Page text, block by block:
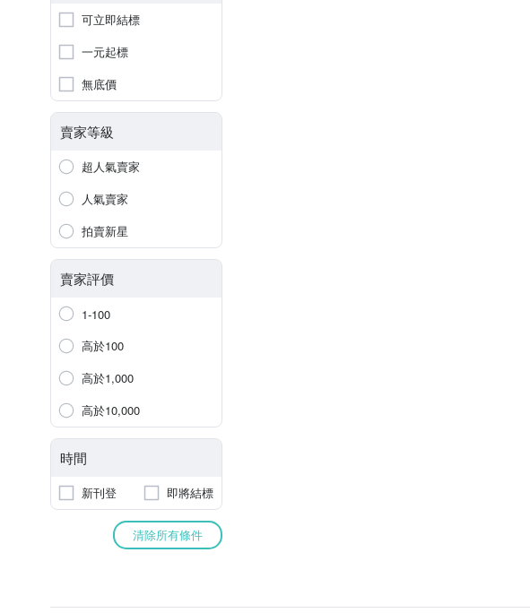
可立即結標
一元起標
無底價
賣家等級
超人氣賣家
人氣賣家
拍賣新星
賣家評價
1-100
高於100
高於1,000
高於10,000
時間
新刊登 即將結標
清除所有條件